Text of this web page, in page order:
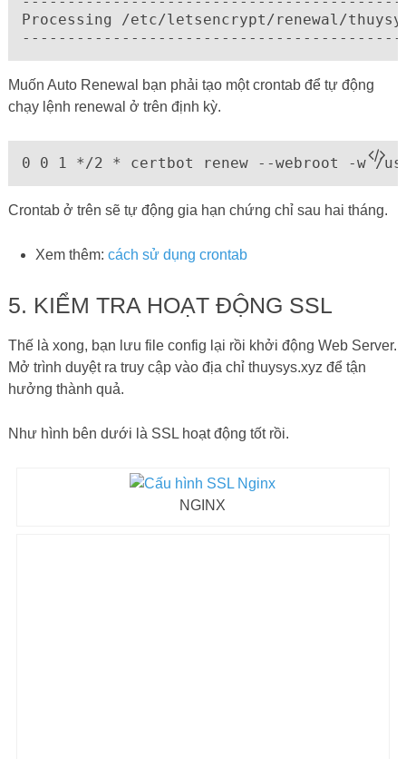
Processing /etc/letsencrypt/renewal/
Muốn Auto Renewal bạn phải tạo một crontab để tự động
chạy lệnh renewal ở trên định kỳ.
0 0 1 */2 * certbot renew --webroot -w /
Crontab ở trên sẽ tự động gia hạn chứng chỉ sau hai tháng.
Xem thêm:cách sử dụng crontab
5. KIỂM TRA HOẠT ĐỘNG SSL
Thế là xong, bạn lưu file config lại rồi khởi động Web Server.
Mở trình duyệt ra truy cập vào địa chỉ thuysys.xyz để tận
hưởng thành quả.
Như hình bên dưới là SSL hoạt động tốt rồi.
NGINX